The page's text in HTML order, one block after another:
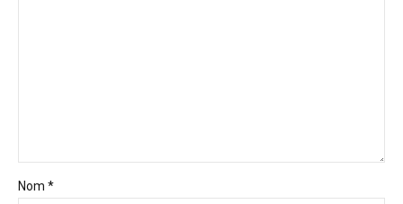
Nom *